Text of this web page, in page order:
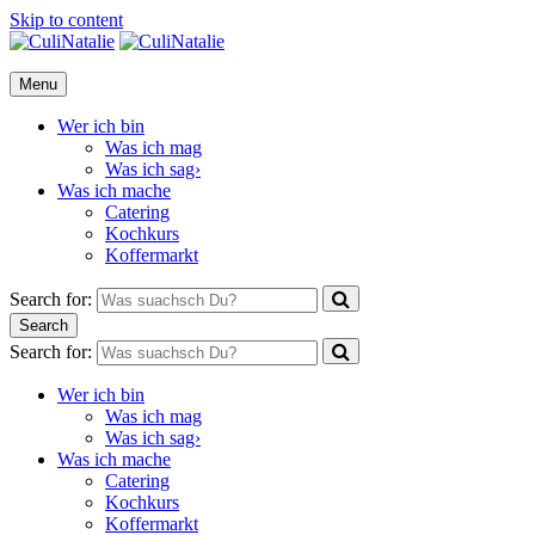
Skip to content
CuliNatalie
Menu
Wer ich bin
Was ich mag
Was ich sag›
Was ich mache
Catering
Kochkurs
Koffermarkt
Search for:
Search
Search for:
Wer ich bin
Was ich mag
Was ich sag›
Was ich mache
Catering
Kochkurs
Koffermarkt